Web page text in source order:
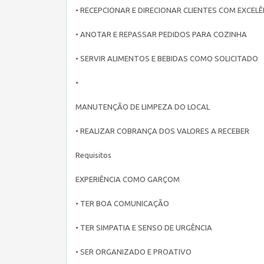
• RECEPCIONAR E DIRECIONAR CLIENTES COM
• ANOTAR E REPASSAR PEDIDOS PARA COZINHA
• SERVIR ALIMENTOS E BEBIDAS COMO SOLICITADO
•
MANUTENÇÃO DE LIMPEZA DO LOCAL
• REALIZAR COBRANÇA DOS VALORES A RECEBER
Requisitos
EXPERIÊNCIA COMO GARÇOM
• TER BOA COMUNICAÇÃO
• TER SIMPATIA E SENSO DE URGÊNCIA
• SER ORGANIZADO E PROATIVO